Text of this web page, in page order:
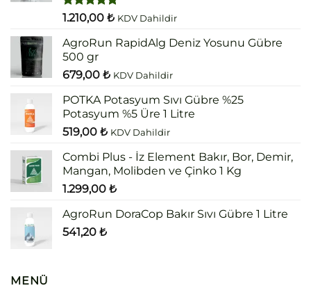
5 üzerinden
oy
aldı
1.210,00 ₺ KDV Dahildir
AgroRun RapidAlg Deniz Yosunu Gübre
500 gr
679,00 ₺ KDV Dahildir
POTKA Potasyum Sıvı Gübre %25
Potasyum %5 Üre 1 Litre
519,00 ₺ KDV Dahildir
Combi Plus - İz Element Bakır, Bor, Demir,
Mangan, Molibden ve Çinko 1 Kg
1.299,00 ₺
AgroRun DoraCop Bakır Sıvı Gübre 1 Litre
541,20 ₺
MENÜ